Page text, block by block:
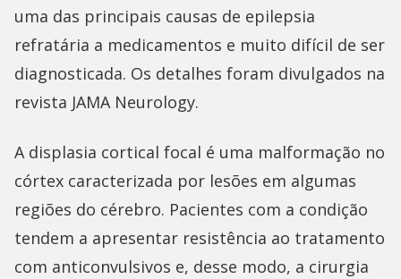
uma das principais causas de epilepsia
refratária a medicamentos e muito difícil de ser
diagnosticada. Os detalhes foram divulgados na
revista JAMA Neurology.
A displasia cortical focal é uma malformação no
córtex caracterizada por lesões em algumas
regiões do cérebro. Pacientes com a condição
tendem a apresentar resistência ao tratamento
com anticonvulsivos e, desse modo, a cirurgia